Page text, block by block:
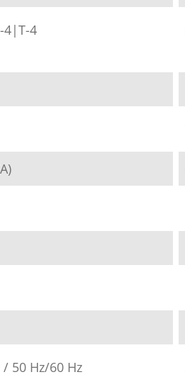
4|T-4
/ 50 Hz/60 Hz